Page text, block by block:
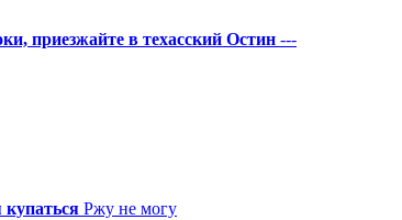
приезжайте в техасский Остин ---
купаться Ржу не могу